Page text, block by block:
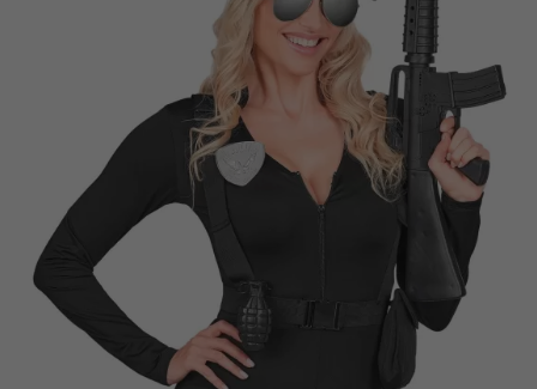
Vá em frente! Estávamos esperando por você.
CRIAR CONTA